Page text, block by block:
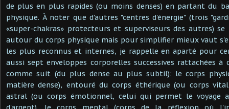
de plus en plus rapides (ou moins denses) en partant du
physique. À noter que d'autres "centres d'énergie" (trois
«super-chakras» protecteurs et superviseurs des autres)
autour du corps physique mais pour simplifier mieux vaut
les plus reconnus et internes, je rappelle en aparté pour
aussi sept enveloppes corporelles successives rattachées à
comme suit (du plus dense au plus subtil): le corps
matière dense), entouré du corps éthérique (ou corps
astral (ou corps émotionnel, celui qui permet le voyage